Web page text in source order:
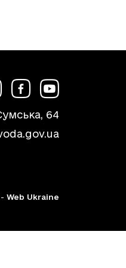
64
Web Ukraine